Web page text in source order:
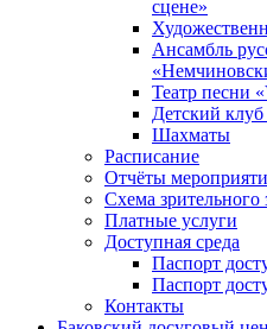
сцене»
Ансамбль
Театр
Детский
Шахматы
Расписание
Отчёты
Схема зрительного
Платные услуги
Доступная среда
Паспорт
Паспорт
Контакты